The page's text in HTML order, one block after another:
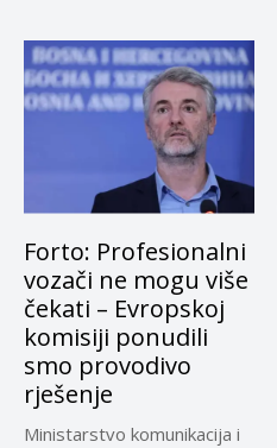
Forto: Profesionalni
vozači ne mogu više
čekati – Evropskoj
komisiji ponudili
smo provodivo
rješenje
Ministarstvo komunikacija i